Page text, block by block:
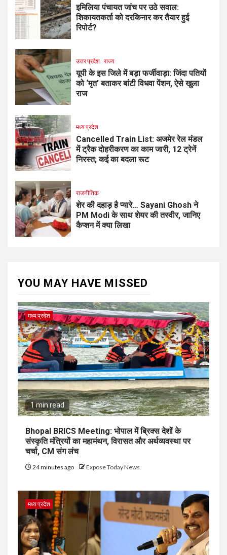
इमिलिया पंचायत जांच पर उठे सवाल:
शिकायतकर्ता को दरकिनार कर तैयार हुई
रिपोर्ट?
उत्तर प्रदेश राज्य
यूपी के इस जिले में बड़ा फर्जीवाड़ा: जिंदा पतियों
को ‘मृत’ बताकर बांटी विधवा पेंशन, ऐसे खुला
राज
मध्य प्रदेश
Cancelled Train List: अजमेर रेल मंडल
में ट्रैक दोहरीकरण का काम जारी, 12 ट्रेनें
निरस्त; कई का बदला रूट
राजनीतिक
शेर की दहाड़ है प्यारे… Sayani Ghosh ने
PM Modi के साथ शेयर की तस्वीर, जानिए
कैप्शन में क्या लिखा
YOU MAY HAVE MISSED
मध्य प्रदेश
1 min read
Bhopal BRICS Meeting: भोपाल में ब्रिक्स देशों के
संस्कृति मंत्रियों का महामंथन, विरासत और अर्थव्यवस्था पर
चर्चा, CM संग लंच
24 minutes ago Expose Today News
मध्य प्रदेश